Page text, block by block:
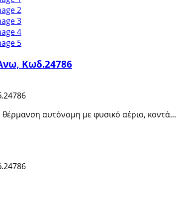
Κωδ.24786
αυτόνομη με φυσικό αέριο, κοντά...